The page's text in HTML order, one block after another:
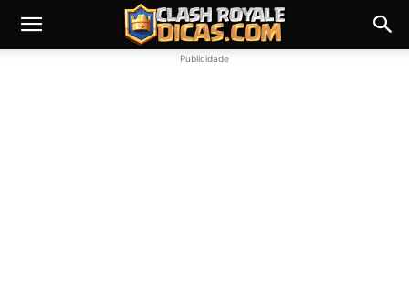
Publicidade